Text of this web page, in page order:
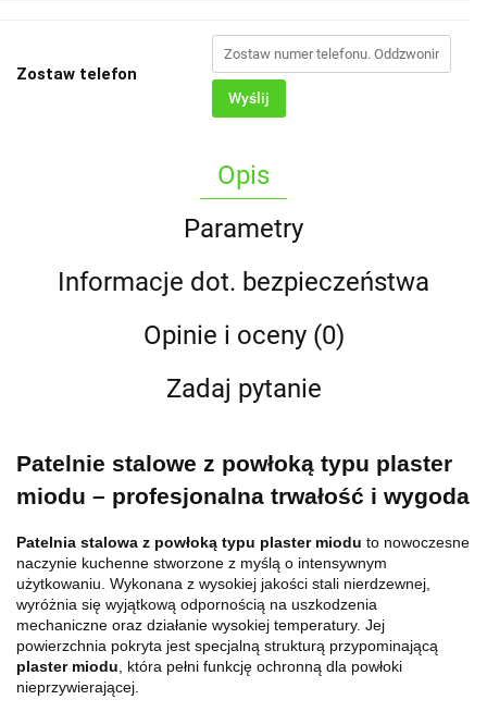
Zostaw telefon
Wyślij
Opis
Parametry
Informacje dot. bezpieczeństwa
Opinie i oceny (0)
Zadaj pytanie
Patelnie stalowe z powłoką typu plaster
miodu – profesjonalna trwałość i wygoda
Patelnia stalowa z powłoką typu plaster miodu to nowoczesne
naczynie kuchenne stworzone z myślą o intensywnym
użytkowaniu. Wykonana z wysokiej jakości stali nierdzewnej,
wyróżnia się wyjątkową odpornością na uszkodzenia
mechaniczne oraz działanie wysokiej temperatury. Jej
powierzchnia pokryta jest specjalną strukturą przypominającą
plaster miodu , która pełni funkcję ochronną dla powłoki
nieprzywierającej.